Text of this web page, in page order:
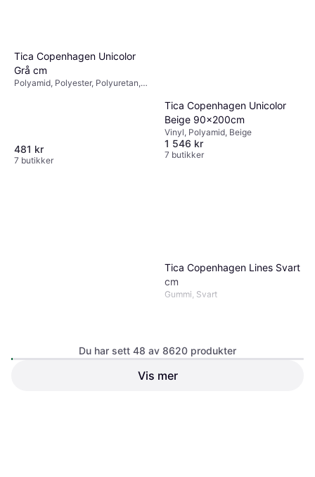
Tica Copenhagen Unicolor
Grå cm
Polyamid, Polyester, Polyuretan,
481 kr
7 butikker
Tica Copenhagen Unicolor
Beige 90x200cm
Vinyl, Polyamid, Beige
1 546 kr
7 butikker
Tica Copenhagen Lines Svart
cm
Gummi, Svart
Du har sett 48 av 8620 produkter
Vis mer